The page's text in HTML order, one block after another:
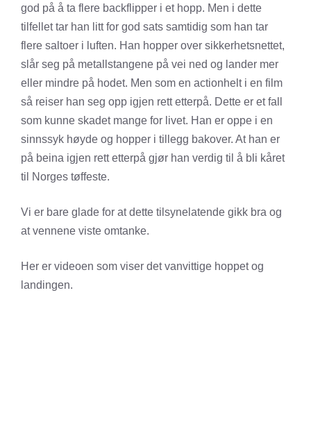
god på å ta flere backflipper i et hopp. Men i dette
tilfellet tar han litt for god sats samtidig som han tar
flere saltoer i luften. Han hopper over sikkerhetsnettet,
slår seg på metallstangene på vei ned og lander mer
eller mindre på hodet. Men som en actionhelt i en film
så reiser han seg opp igjen rett etterpå. Dette er et fall
som kunne skadet mange for livet. Han er oppe i en
sinnssyk høyde og hopper i tillegg bakover. At han er
på beina igjen rett etterpå gjør han verdig til å bli kåret
til Norges tøffeste.
Vi er bare glade for at dette tilsynelatende gikk bra og
at vennene viste omtanke.
Her er videoen som viser det vanvittige hoppet og
landingen.